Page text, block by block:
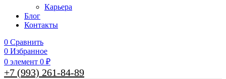
Карьера
Блог
Контакты
0 Сравнить
0 Избранное
0 элемент 0 ₽
+7 (993) 261-84-89